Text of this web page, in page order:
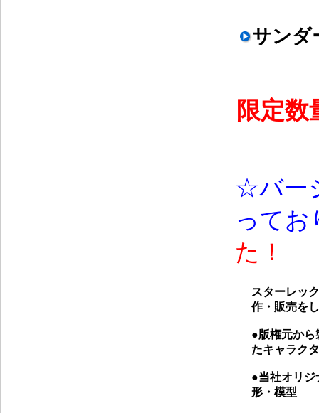
サン
限定数
☆バー
ってお
た！
スターレッ
作・販売を
●版権元から
たキャラク
●当社オリジ
形・模型